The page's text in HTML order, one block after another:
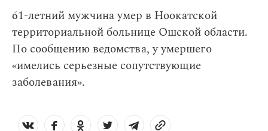
61-летний мужчина умер в Ноокатской
территориальной больнице Ошской области.
По сообщению ведомства, у умершего
«имелись серьезные сопутствующие
заболевания».